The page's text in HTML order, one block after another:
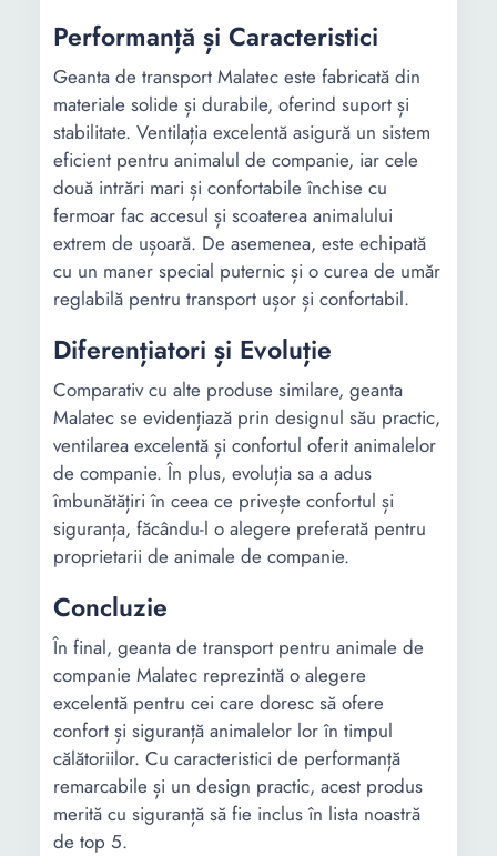
Performanță și Caracteristici
Geanta de transport Malatec este fabricată din
materiale solide și durabile, oferind suport și
stabilitate. Ventilația excelentă asigură un sistem
eficient pentru animalul de companie, iar cele
două intrări mari și confortabile închise cu
fermoar fac accesul și scoaterea animalului
extrem de ușoară. De asemenea, este echipată
cu un maner special puternic și o curea de umăr
reglabilă pentru transport ușor și confortabil.
Diferențiatori și Evoluție
Comparativ cu alte produse similare, geanta
Malatec se evidențiază prin designul său practic,
ventilarea excelentă și confortul oferit animalelor
de companie. În plus, evoluția sa a adus
îmbunătățiri în ceea ce privește confortul și
siguranța, făcându-l o alegere preferată pentru
proprietarii de animale de companie.
Concluzie
În final, geanta de transport pentru animale de
companie Malatec reprezintă o alegere
excelentă pentru cei care doresc să ofere
confort și siguranță animalelor lor în timpul
călătoriilor. Cu caracteristici de performanță
remarcabile și un design practic, acest produs
merită cu siguranță să fie inclus în lista noastră
de top 5.